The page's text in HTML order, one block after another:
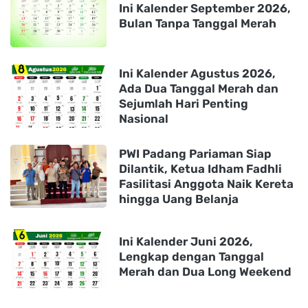
Ini Kalender September 2026,
Bulan Tanpa Tanggal Merah
Ini Kalender Agustus 2026,
Ada Dua Tanggal Merah dan
Sejumlah Hari Penting
Nasional
PWI Padang Pariaman Siap
Dilantik, Ketua Idham Fadhli
Fasilitasi Anggota Naik Kereta
hingga Uang Belanja
Ini Kalender Juni 2026,
Lengkap dengan Tanggal
Merah dan Dua Long Weekend